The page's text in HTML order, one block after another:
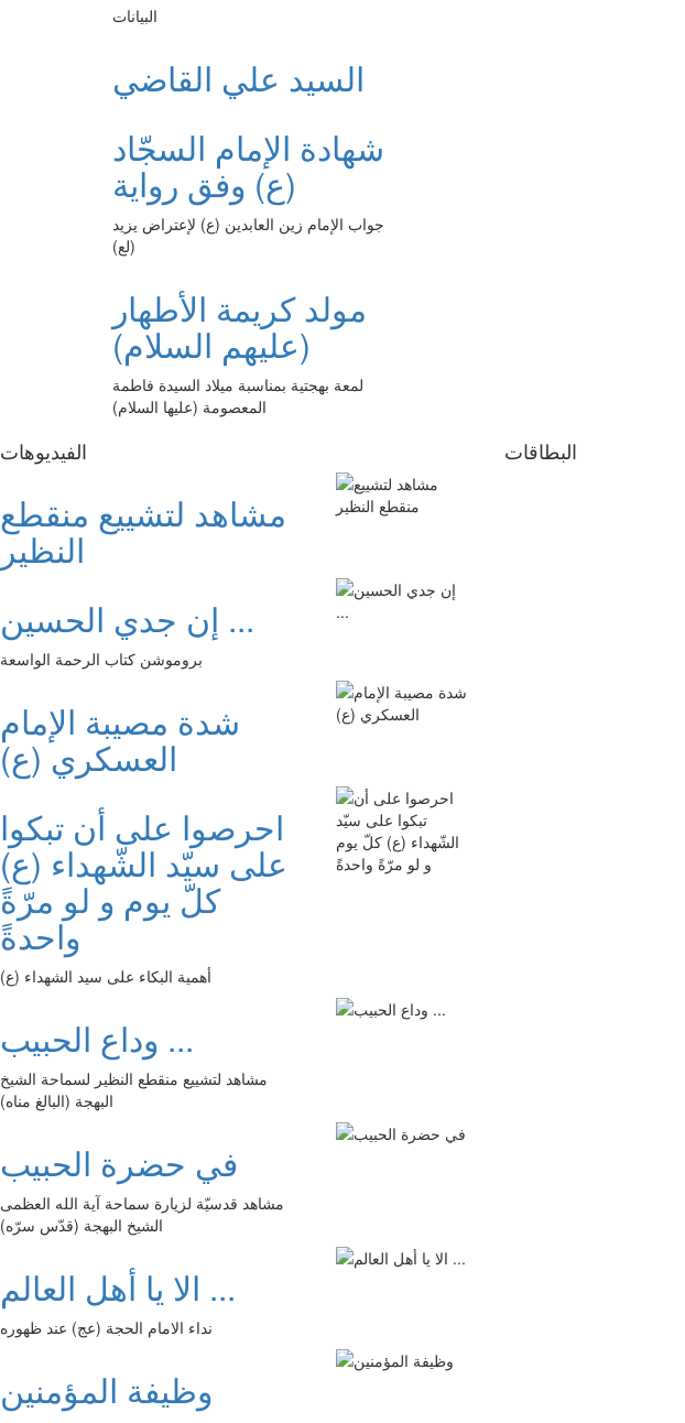
البيانات
السيد علي القاضي
شهادة الإمام السجّاد
(ع) وفق رواية
جواب الإمام زين العابدين (ع) لإعتراض يزيد
(لع)
مولد كريمة الأطهار
(عليهم السلام)
لمعة بهجتية بمناسبة ميلاد السيدة فاطمة
المعصومة (عليها السلام)
الفیدیوهات
مشاهد لتشييع منقطع
النظير
إن جدي الحسين ...
بروموشن كتاب الرحمة الواسعة
شدة مصيبة الإمام
العسكري (ع)
احرصوا على أن تبكوا
على سيّد الشّهداء (ع)
كلّ يوم و لو مرّةً
واحدةً
أهمية البكاء على سيد الشهداء (ع)
وداع الحبيب ...
مشاهد لتشييع منقطع النظير لسماحة الشيخ
البهجة (البالغ مناه)
في حضرة الحبيب
مشاهد قدسيّة لزيارة سماحة آية الله العظمى
الشيخ البهجة (قدّس سرّه)
الا يا أهل العالم ...
نداء الامام الحجة (عج) عند ظهوره
وظيفة المؤمنين
البطاقات